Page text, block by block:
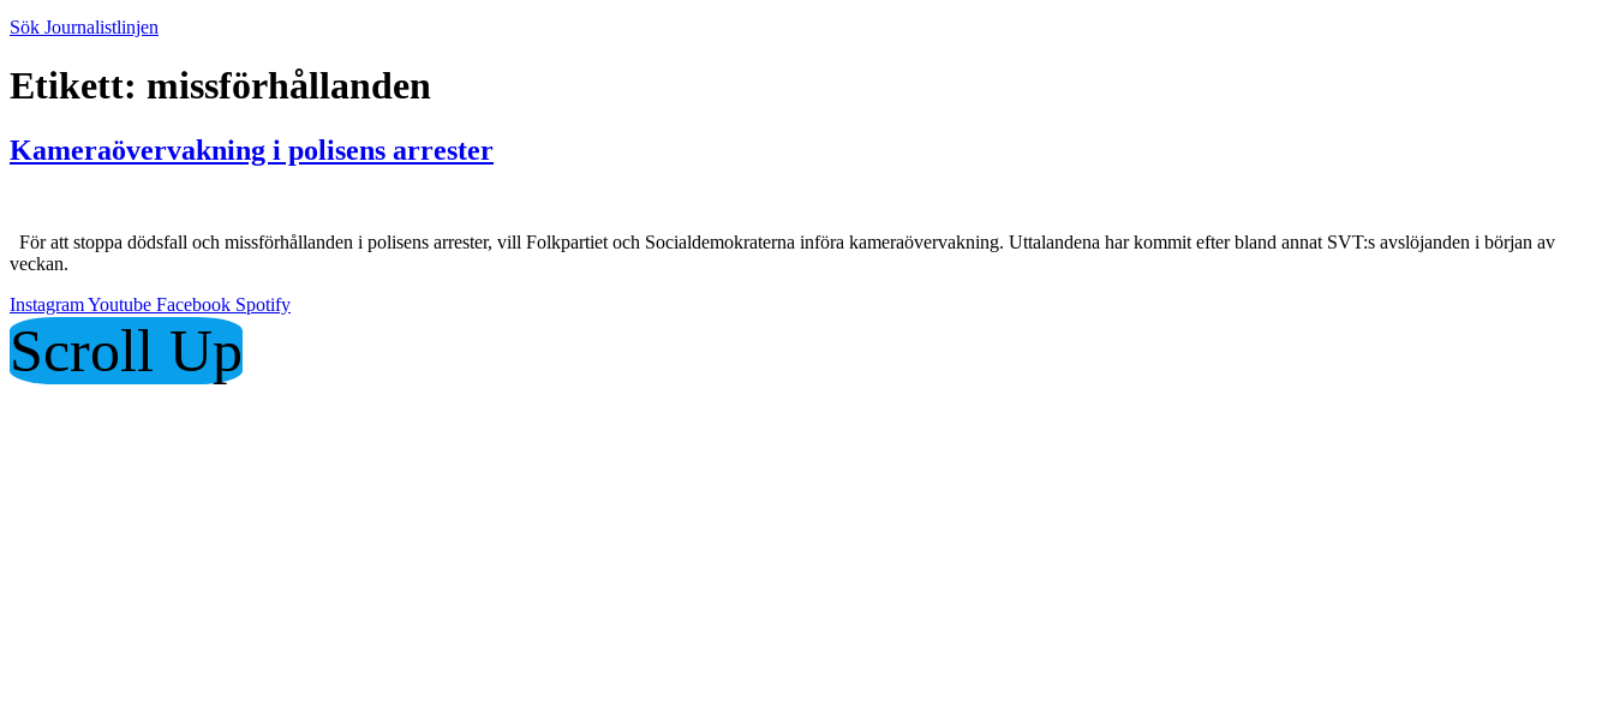
Sök Journalistlinjen
Etikett: missförhållanden
Kameraövervakning i polisens arrester
För att stoppa dödsfall och missförhållanden i polisens arrester, vill Folkpartiet och Socialdemokraterna införa kameraövervakning. Uttalandena har kommit efter bland annat SVT:s avslöjanden i början av
veckan.
InstagramYoutube Facebook Spotify
Scroll Up